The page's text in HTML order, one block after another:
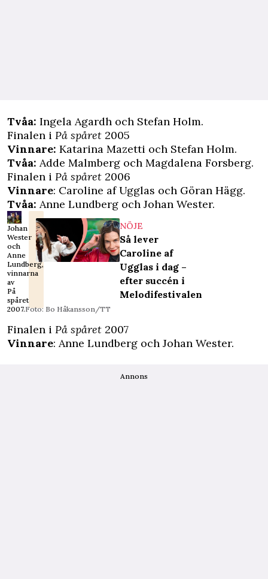
Tvåa: Ingela Agardh och Stefan Holm.
Finalen i På spåret 2005
Vinnare: Katarina Mazetti och Stefan Holm.
Tvåa: Adde Malmberg och Magdalena Forsberg.
Finalen i På spåret 2006
Vinnare: Caroline af Ugglas och Göran Hägg.
Tvåa: Anne Lundberg och Johan Wester.
Johan
Wester
och
Anne
Lundberg,
vinnarna
av
På
spåret
2007.Foto: Bo Håkansson/TT
NÖJE
Så lever
Caroline af
Ugglas i dag –
efter succén i
Melodifestivalen
Finalen i På spåret 2007
Vinnare: Anne Lundberg och Johan Wester.
Annons